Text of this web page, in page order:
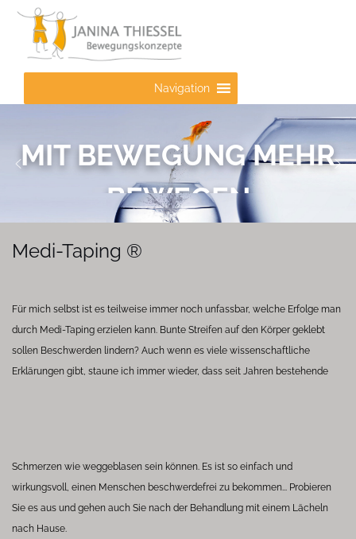
Zum
Inhalt
springen
Navigation
MIT BEWEGUNG MEHR
BEWEGEN
Medi-Taping ®
Für mich selbst ist es teilweise immer noch unfassbar, welche Erfolge man
durch Medi-Taping erzielen kann. Bunte Streifen auf den Körper geklebt
sollen Beschwerden lindern? Auch wenn es viele wissenschaftliche
Erklärungen gibt, staune ich immer wieder, dass seit Jahren bestehende
Schmerzen wie weggeblasen sein können. Es ist so einfach und
wirkungsvoll, einen Menschen beschwerdefrei zu bekommen... Probieren
Sie es aus und gehen auch Sie nach der Behandlung mit einem Lächeln
nach Hause.